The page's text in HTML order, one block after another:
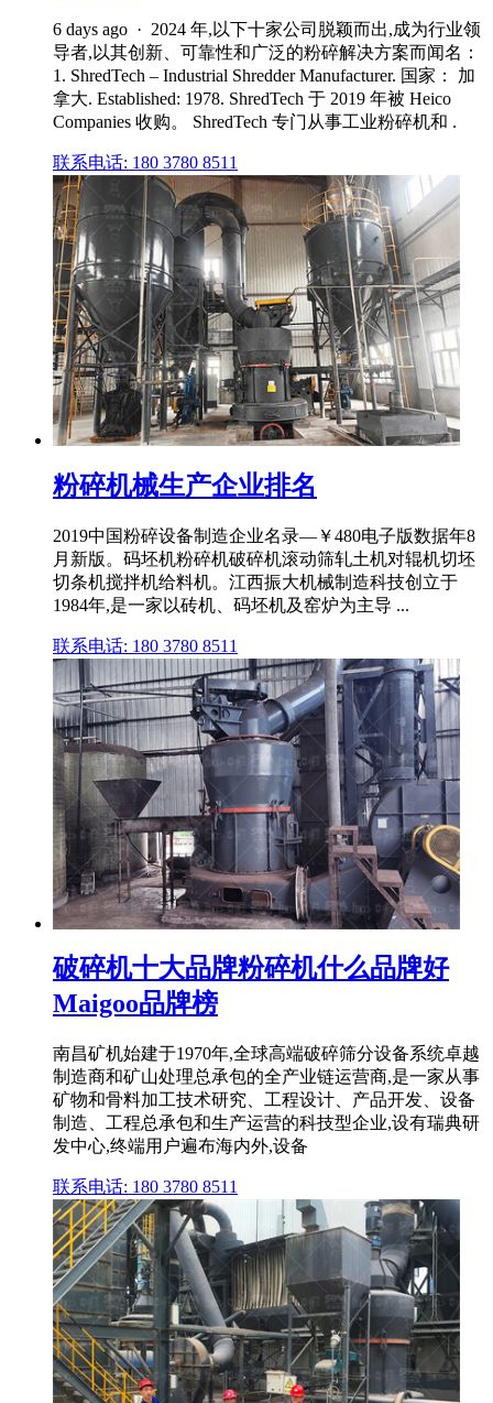
6 days ago · 2024 年,以下十家公司脱颖而出,成为行业领
导者,以其创新、可靠性和广泛的粉碎解决方案而闻名：
1. ShredTech – Industrial Shredder Manufacturer. 国家： 加
拿大. Established: 1978. ShredTech 于 2019 年被 Heico
Companies 收购。 ShredTech 专门从事工业粉碎机和 .
联系电话: 180 3780 8511
粉碎机械生产企业排名
2019中国粉碎设备制造企业名录—￥480电子版数据年8
月新版。码坯机粉碎机破碎机滚动筛轧土机对辊机切坯
切条机搅拌机给料机。江西振大机械制造科技创立于
1984年,是一家以砖机、码坯机及窑炉为主导 ...
联系电话: 180 3780 8511
破碎机十大品牌粉碎机什么品牌好
Maigoo品牌榜
南昌矿机始建于1970年,全球高端破碎筛分设备系统卓越
制造商和矿山处理总承包的全产业链运营商,是一家从事
矿物和骨料加工技术研究、工程设计、产品开发、设备
制造、工程总承包和生产运营的科技型企业,设有瑞典研
发中心,终端用户遍布海内外,设备
联系电话: 180 3780 8511